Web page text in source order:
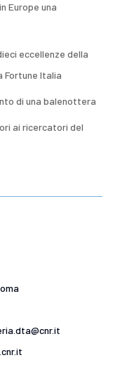
Europe una
eccellenze della
Fortune Italia
di una balenottera
ai ricercatori del